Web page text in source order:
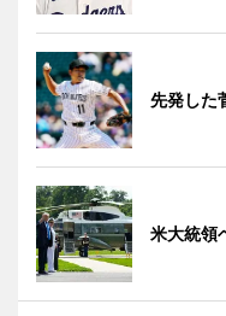
先発し
米大統領